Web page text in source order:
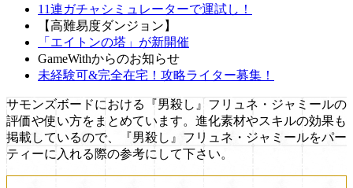
11連ガチャシミュレーターで運試し！
【高難易度ダンジョン】
「エイトンの塔」が新開催
GameWithからのお知らせ
未経験可&完全在宅！攻略ライター募集！
サモンズボードにおける『男殺し』フリュネ・ジャミールの
評価や使い方をまとめています。進化素材やスキルの効果も
掲載しているので、『男殺し』フリュネ・ジャミールをパー
ティーに入れる際の参考にして下さい。